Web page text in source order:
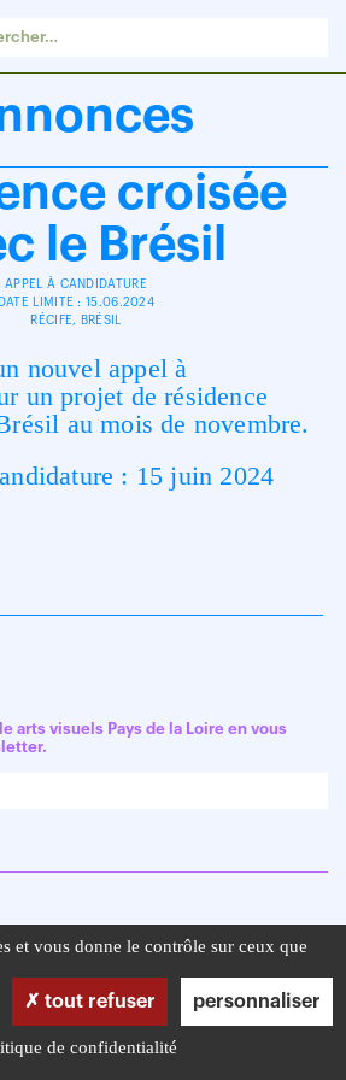
croisée
le Brésil
APPEL À CANDIDATURE
DATE LIMITE : 15.06.2024
RÉCIFE, BRÉSIL
nouvel appel à
un projet de résidence
au mois de novembre.
: 15 juin 2024
arts visuels Pays de la Loire en vous
et vous donne le contrôle sur ceux que
tout refuser personnaliser
de confidentialité